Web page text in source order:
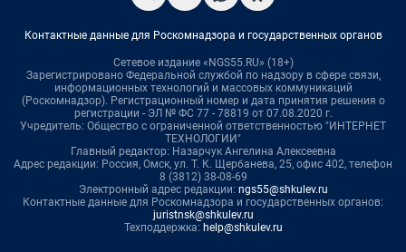
Контактные данные для Роскомнадзора и государственных органов
Сетевое издание «NGS55.RU» (18+)
Зарегистрировано Федеральной службой по надзору в сфере связи,
информационных технологий и массовых коммуникаций
(Роскомнадзор). Регистрационный номер и дата принятия решения о
регистрации - ЭЛ № ФС 77 - 78819 от 07.08.2020 г.
Учредитель: Общество с ограниченной ответственностью "ИНТЕРНЕТ
ТЕХНОЛОГИИ"
Главный редактор: Назарчук Ангелина Алексеевна
Адрес редакции: Россия, Омск, ул. Т. К. Щербанева, 25, офис 402, телефон
8 (3812) 38-08-69
Электронный адрес редакции: ngs55@shkulev.ru
Контактные данные для Роскомнадзора и государственных органов:
juristnsk@shkulev.ru
Техподдержка: help@shkulev.ru